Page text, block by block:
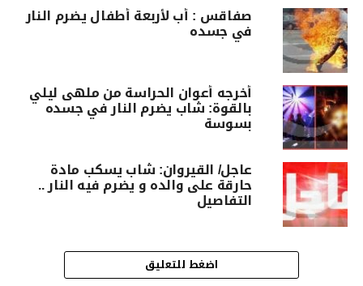
صفاقس : أب لأربعة أطفال يضرم النار
في جسده
أخرجه أعوان الحراسة من ملهى ليلي
بالقوة: شاب يضرم النار في جسده
بسوسة
عاجل/ القيروان: شاب يسكب مادة
حارقة على والده و يضرم فيه النار ..
التفاصيل
اضغط للتعليق